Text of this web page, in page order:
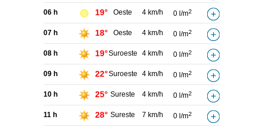
06 h 19° Oeste 4 km/h 0 l/m2
07 h 18° Oeste 4 km/h 0 l/m2
08 h 19°Suroeste 4 km/h 0 l/m2
09 h 22°Suroeste 4 km/h 0 l/m2
10 h 25° Sureste 4 km/h 0 l/m2
11 h 28° Sureste 7 km/h 0 l/m2